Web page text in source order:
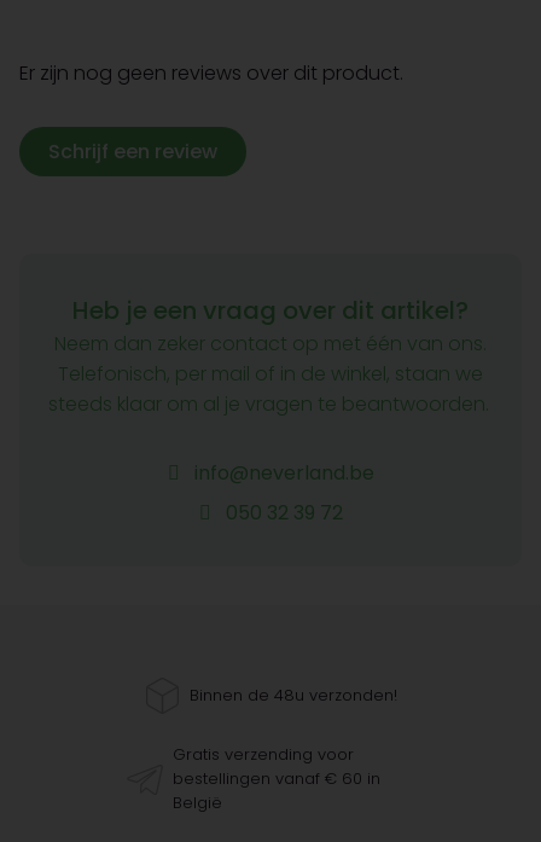
Er zijn nog geen reviews over dit product.
Schrijf een review
Heb je een vraag over dit artikel?
Neem dan zeker contact op met één van ons.
Telefonisch, per mail of in de winkel, staan we
steeds klaar om al je vragen te beantwoorden.
info@neverland.be
050 32 39 72
Binnen de 48u verzonden!
Gratis verzending voor
bestellingen vanaf € 60 in
België